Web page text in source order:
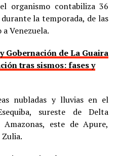
organismo contabiliza 36
la temporada, de las
Venezuela.
Gobernación de La Guaira
tras sismos: fases y
nubladas y lluvias en el
sureste de Delta
este de Apure,